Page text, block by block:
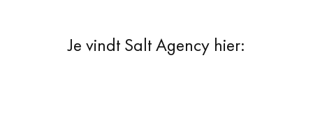
Je vindt Salt Agency hier: